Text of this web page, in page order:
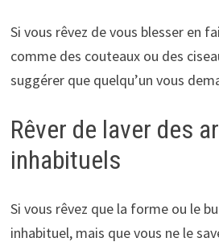
Si vous rêvez de vous blesser en
comme des couteaux ou des
suggérer que quelqu’un vous
Rêver de laver des
inhabituels
Si vous rêvez que la forme ou le
inhabituel, mais que vous ne le